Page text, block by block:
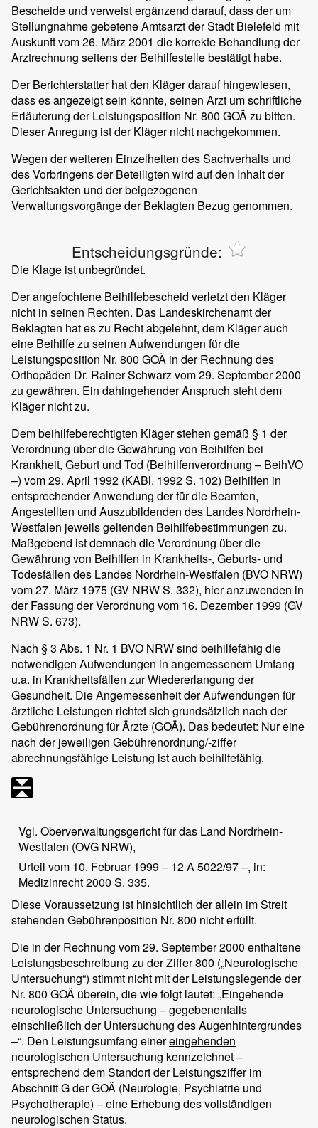
Bescheide und verweist ergänzend darauf, dass der um
Stellungnahme gebetene Amtsarzt der Stadt Bielefeld mit
Auskunft vom 26. März 2001 die korrekte Behandlung der
Arztrechnung seitens der Beihilfestelle bestätigt habe.
Der Berichterstatter hat den Kläger darauf hingewiesen,
dass es angezeigt sein könnte, seinen Arzt um schriftliche
Erläuterung der Leistungsposition Nr. 800 GOÄ zu bitten.
Dieser Anregung ist der Kläger nicht nachgekommen.
Wegen der weiteren Einzelheiten des Sachverhalts und
des Vorbringens der Beteiligten wird auf den Inhalt der
Gerichtsakten und der beigezogenen
Verwaltungsvorgänge der Beklagten Bezug genommen.
Entscheidungsgründe:
Die Klage ist unbegründet.
Der angefochtene Beihilfebescheid verletzt den Kläger
nicht in seinen Rechten. Das Landeskirchenamt der
Beklagten hat es zu Recht abgelehnt, dem Kläger auch
eine Beihilfe zu seinen Aufwendungen für die
Leistungsposition Nr. 800 GOÄ in der Rechnung des
Orthopäden Dr. Rainer Schwarz vom 29. September 2000
zu gewähren. Ein dahingehender Anspruch steht dem
Kläger nicht zu.
Dem beihilfeberechtigten Kläger stehen gemäß § 1 der
Verordnung über die Gewährung von Beihilfen bei
Krankheit, Geburt und Tod (Beihilfenverordnung – BeihVO
–) vom 29. April 1992 (KABl. 1992 S. 102) Beihilfen in
entsprechender Anwendung der für die Beamten,
Angestellten und Auszubildenden des Landes Nordrhein-
Westfalen jeweils geltenden Beihilfebestimmungen zu.
Maßgebend ist demnach die Verordnung über die
Gewährung von Beihilfen in Krankheits-, Geburts- und
Todesfällen des Landes Nordrhein-Westfalen (BVO NRW)
vom 27. März 1975 (GV NRW S. 332), hier anzuwenden in
der Fassung der Verordnung vom 16. Dezember 1999 (GV
NRW S. 673).
Nach § 3 Abs. 1 Nr. 1 BVO NRW sind beihilfefähig die
notwendigen Aufwendungen in angemessenem Umfang
u.a. in Krankheitsfällen zur Wiedererlangung der
Gesundheit. Die Angemessenheit der Aufwendungen für
ärztliche Leistungen richtet sich grundsätzlich nach der
Gebührenordnung für Ärzte (GOÄ). Das bedeutet: Nur eine
nach der jeweiligen Gebührenordnung/-ziffer
abrechnungsfähige Leistung ist auch beihilfefähig.
Vgl. Oberverwaltungsgericht für das Land Nordrhein-
Westfalen (OVG NRW),
Urteil vom 10. Februar 1999 – 12 A 5022/97 –, in:
Medizinrecht 2000 S. 335.
Diese Voraussetzung ist hinsichtlich der allein im Streit
stehenden Gebührenposition Nr. 800 nicht erfüllt.
Die in der Rechnung vom 29. September 2000 enthaltene
Leistungsbeschreibung zu der Ziffer 800 („Neurologische
Untersuchung“) stimmt nicht mit der Leistungslegende der
Nr. 800 GOÄ überein, die wie folgt lautet: „Eingehende
neurologische Untersuchung – gegebenenfalls
einschließlich der Untersuchung des Augenhintergrundes
–“. Den Leistungsumfang einereingehenden
neurologischen Untersuchung kennzeichnet –
entsprechend dem Standort der Leistungsziffer im
Abschnitt G der GOÄ (Neurologie, Psychiatrie und
Psychotherapie) – eine Erhebung des vollständigen
neurologischen Status.